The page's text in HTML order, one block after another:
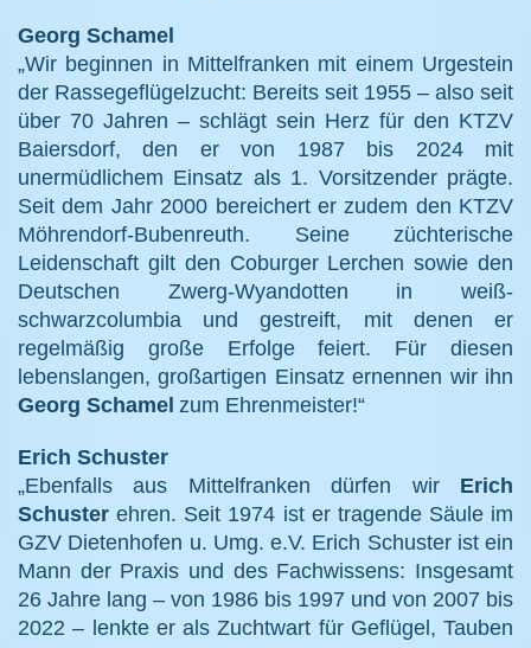
Georg Schamel
„Wir beginnen in Mittelfranken mit einem Urgestein
der Rassegeflügelzucht: Bereits seit 1955 – also seit
über 70 Jahren – schlägt sein Herz für den KTZV
Baiersdorf, den er von 1987 bis 2024 mit
unermüdlichem Einsatz als 1. Vorsitzender prägte.
Seit dem Jahr 2000 bereichert er zudem den KTZV
Möhrendorf-Bubenreuth. Seine züchterische
Leidenschaft gilt den Coburger Lerchen sowie den
Deutschen Zwerg-Wyandotten in weiß-
schwarzcolumbia und gestreift, mit denen er
regelmäßig große Erfolge feiert. Für diesen
lebenslangen, großartigen Einsatz ernennen wir ihn
Georg Schamel zum Ehrenmeister!“
Erich Schuster
„Ebenfalls aus Mittelfranken dürfen wir Erich
Schuster ehren. Seit 1974 ist er tragende Säule im
GZV Dietenhofen u. Umg. e.V. Erich Schuster ist ein
Mann der Praxis und des Fachwissens: Insgesamt
26 Jahre lang – von 1986 bis 1997 und von 2007 bis
2022 – lenkte er als Zuchtwart für Geflügel, Tauben